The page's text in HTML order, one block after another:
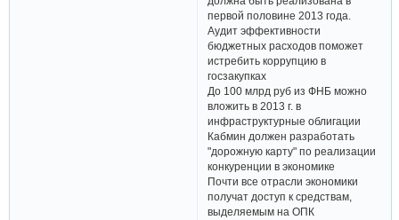
первой половине 2013 года.
Аудит эффективности
бюджетных расходов поможет
истребить коррупцию в
госзакупках
До 100 млрд руб из ФНБ можно
вложить в 2013 г. в
инфраструктурные облигации
Кабмин должен разработать
"дорожную карту" по реализации
конкуренции в экономике
Почти все отрасли экономики
получат доступ к средствам,
выделяемым на ОПК